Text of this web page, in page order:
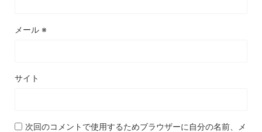
メール ※
サイト
次回のコメントで使用するためブラウザーに自分の名前、メ